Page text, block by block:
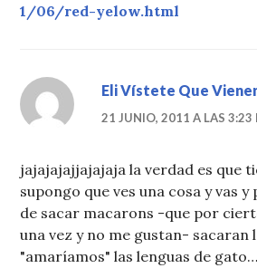
1/06/red-yelow.html
Eli Vístete Que
21 JUNIO, 2011 A LAS 3:23
jajajajajjajajaja la verdad es que
supongo que ves una cosa y vas y
de sacar macarons -que por
una vez y no me gustan- sacaran
"amaríamos" las lenguas de